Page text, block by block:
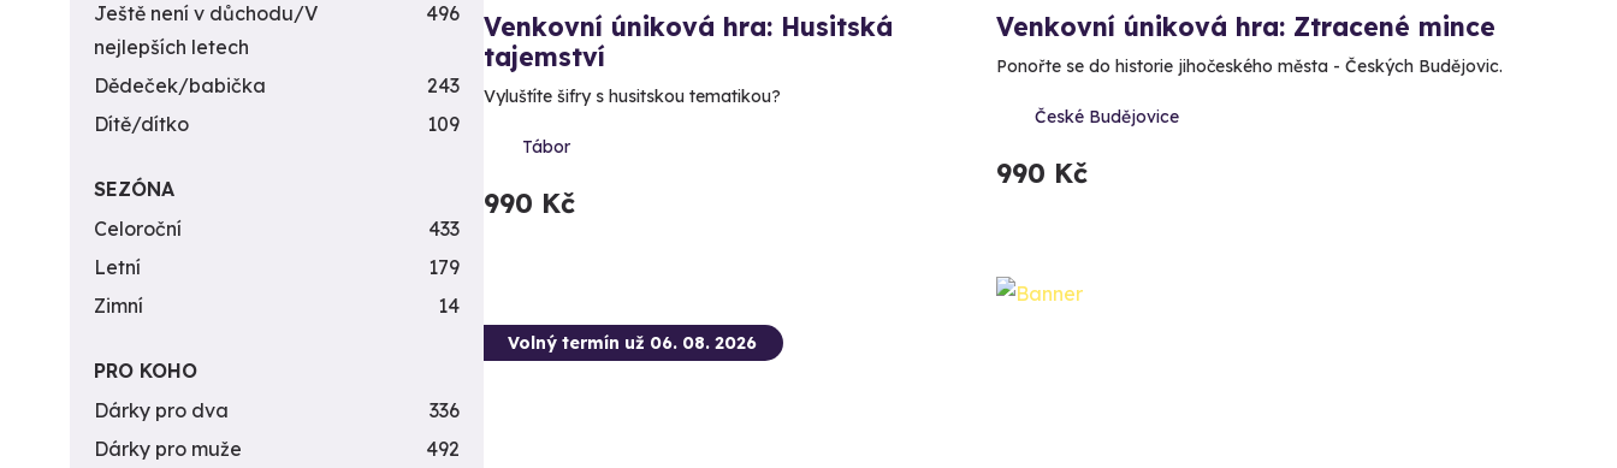
Venkovní úniková hra: Husitská
tajemství
Vyluštíte šifry s husitskou tematikou?
Tábor
990 Kč
Venkovní úniková hra: Ztracené mince
Ponořte se do historie jihočeského města - Českých Budějovic.
České Budějovice
990 Kč
Volný termín už 06. 08. 2026
Ještě není v důchodu/V
nejlepších letech
496
Dědeček/babička
243
Dítě/dítko
109
SEZÓNA
Celoroční
433
Letní
179
Zimní
14
PRO KOHO
Dárky pro dva
336
Dárky pro muže
492